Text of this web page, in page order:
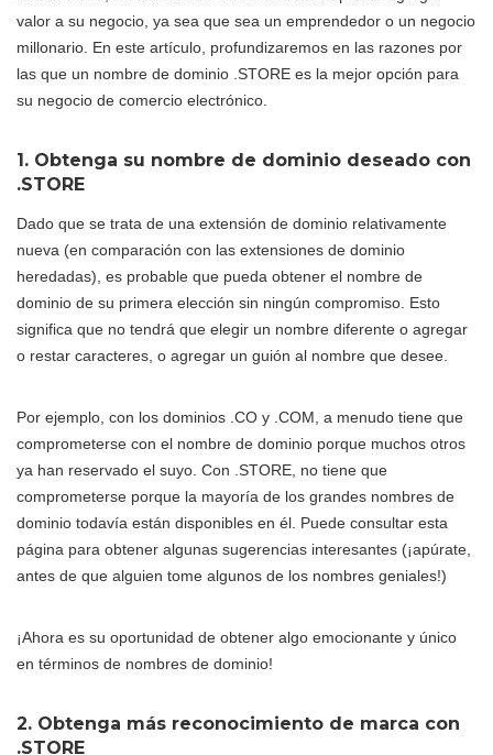
valor a su negocio, ya sea que sea un emprendedor o un negocio
millonario. En este artículo, profundizaremos en las razones por
las que un nombre de dominio .STORE es la mejor opción para
su negocio de comercio electrónico.
1. Obtenga su nombre de dominio deseado con
.STORE
Dado que se trata de una extensión de dominio relativamente
nueva (en comparación con las extensiones de dominio
heredadas), es probable que pueda obtener el nombre de
dominio de su primera elección sin ningún compromiso. Esto
significa que no tendrá que elegir un nombre diferente o agregar
o restar caracteres, o agregar un guión al nombre que desee.
Por ejemplo, con los dominios .CO y .COM, a menudo tiene que
comprometerse con el nombre de dominio porque muchos otros
ya han reservado el suyo. Con .STORE, no tiene que
comprometerse porque la mayoría de los grandes nombres de
dominio todavía están disponibles en él. Puede consultar esta
página para obtener algunas sugerencias interesantes (¡apúrate,
antes de que alguien tome algunos de los nombres geniales!)
¡Ahora es su oportunidad de obtener algo emocionante y único
en términos de nombres de dominio!
2. Obtenga más reconocimiento de marca con
.STORE